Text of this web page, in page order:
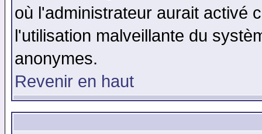
où l'administrateur aurait activé
l'utilisation malveillante du
anonymes.
Revenir en haut